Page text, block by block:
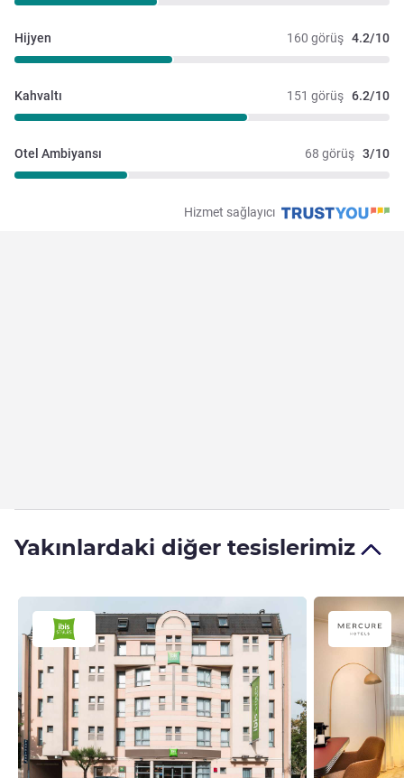
160 görüş 4.2/10
Hijyen
151 görüş 6.2/10
Kahvaltı
68 görüş 3/10
Otel Ambiyansı
Hizmet sağlayıcı
Yakınlardaki diğer tesislerimiz